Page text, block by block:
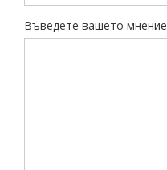
Въведете вашето мнение